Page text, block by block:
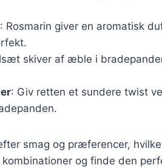
: Rosmarin giver en aromatisk
skiver af æble i
: Giv retten et sundere twist
smag og præferencer,
og finde den